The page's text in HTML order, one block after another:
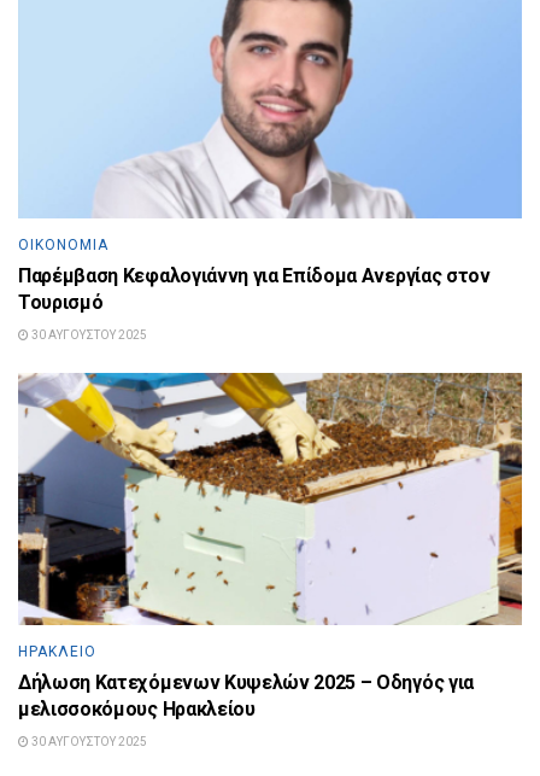
ΟΙΚΟΝΟΜΊΑ
Παρέμβαση Κεφαλογιάννη για Επίδομα Ανεργίας στον
Τουρισμό
30 ΑΥΓΟΎΣΤΟΥ 2025
ΗΡΆΚΛΕΙΟ
Δήλωση Κατεχόμενων Κυψελών 2025 – Οδηγός για
μελισσοκόμους Ηρακλείου
30 ΑΥΓΟΎΣΤΟΥ 2025